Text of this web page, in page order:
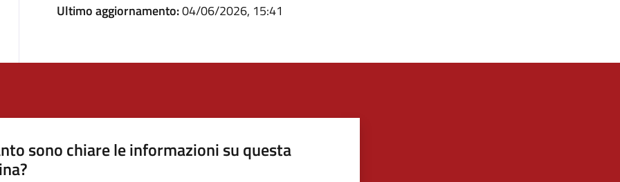
Ultimo aggiornamento:04/06/2026, 15:41
sono chiare le informazioni su questa